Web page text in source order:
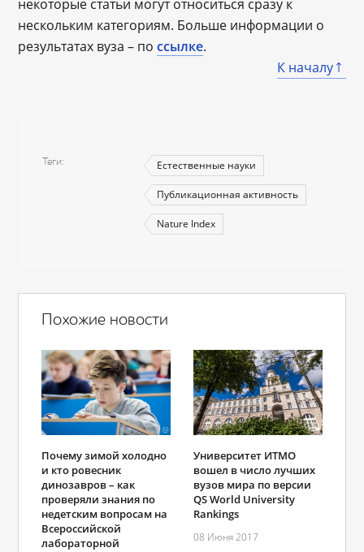
некоторые статьи могут относиться сразу к
нескольким категориям. Больше информации о
результатах вуза – поссылке.
К началу
Теги Естественные науки
Публикационная активность
Nature Index
Похожие новости
Почему зимой холодно
и кто ровесник
динозавров – как
проверяли знания по
недетским вопросам на
Всероссийской
лабораторной
Университет ИТМО
вошел в число лучших
вузов мира по версии
QS World University
Rankings
08 Июня 2017